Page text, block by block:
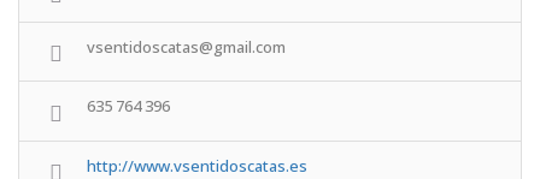
vsentidoscatas@gmail.com
635 764 396
http://www.vsentidoscatas.es